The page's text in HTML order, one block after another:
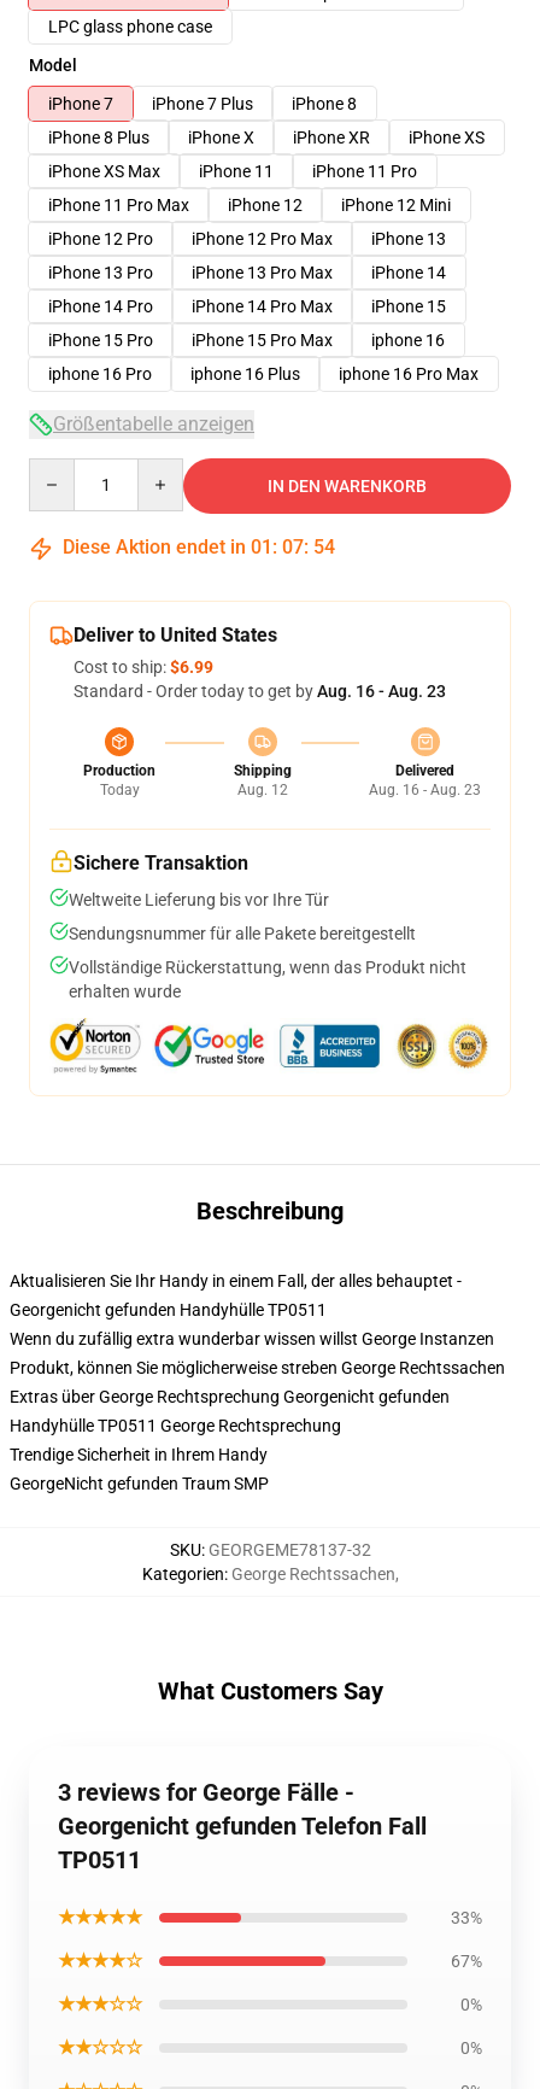
LPC glass phone case
Model
iPhone 7
iPhone 7 Plus
iPhone 8
iPhone 8 Plus
iPhone X iPhone XR
iPhone XS
iPhone XS Max
iPhone 11
iPhone 11 Pro
iPhone 11 Pro Max
iPhone 12
iPhone 12 Mini
iPhone 12 Pro
iPhone 12 Pro Max
iPhone 13
iPhone 13 Pro
iPhone 13 Pro Max
iPhone 14
iPhone 14 Pro
iPhone 14 Pro Max
iPhone 15
iPhone 15 Pro
iPhone 15 Pro Max
iphone 16
iphone 16 Pro
iphone 16 Plus iphone 16 Pro Max
Größentabelle anzeigen
IN DEN WARENKORB
Diese Aktion endet in 01 : 07: 53
Deliver to United States
Cost to ship:$6.99
Standard - Order today to get byAug. 16 - Aug. 23
Production
Today
Shipping
Aug. 12
Delivered
Aug. 16 - Aug. 23
Sichere Transaktion
Weltweite Lieferung bis vor Ihre Tür
Sendungsnummer für alle Pakete bereitgestellt
Vollständige Rückerstattung, wenn das Produkt nicht
erhalten wurde
Beschreibung
Aktualisieren Sie Ihr Handy in einem Fall, der alles behauptet -
Georgenicht gefunden Handyhülle TP0511
Wenn du zufällig extra wunderbar wissen willst George Instanzen
Produkt, können Sie möglicherweise streben George Rechtssachen
Extras über George Rechtsprechung Georgenicht gefunden
Handyhülle TP0511 George Rechtsprechung
Trendige Sicherheit in Ihrem Handy
GeorgeNicht gefunden Traum SMP
SKU: GEORGEME78137-32
Kategorien: George Rechtssachen,
What Customers Say
3 reviews for George Fälle -
Georgenicht gefunden Telefon Fall
TP0511
★★★★★ 33%
★★★★☆ 67%
★★★☆☆ 0%
★★☆☆☆ 0%